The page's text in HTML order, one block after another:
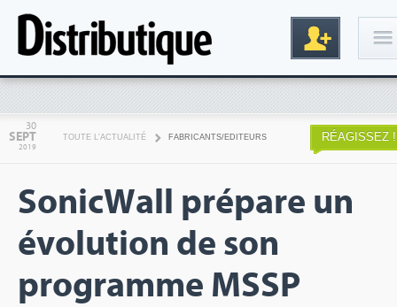
Inscription
30
SEPT
2019
TOUTE L'ACTUALITÉ FABRICANTS/EDITEURS RÉAGISSEZ !
SonicWall prépare un
évolution de son
programme MSSP